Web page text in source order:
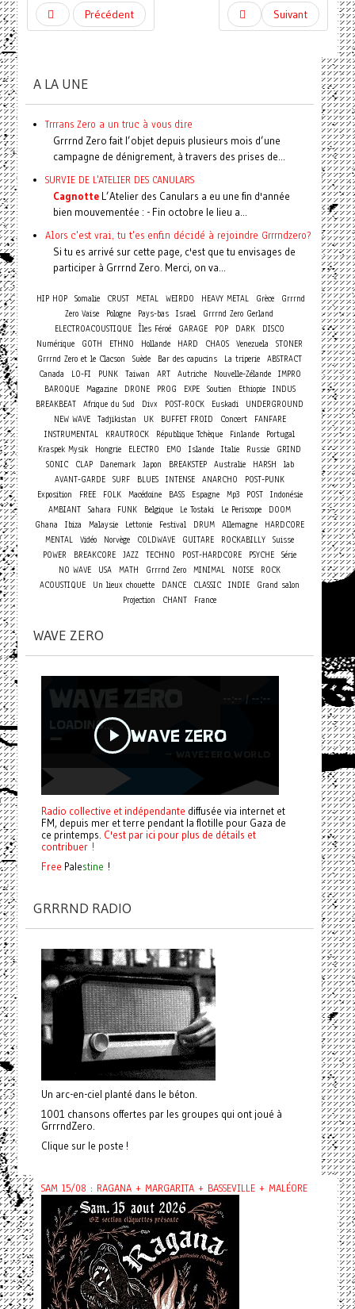
Précédent Suivant
A LA UNE
Trrrans Zero a un truc à vous dire
Grrrnd Zero fait l’objet depuis plusieurs mois d’une
campagne de dénigrement, à travers des prises de...
SURVIE DE L'ATELIER DES CANULARS
CagnotteL’Atelier des Canulars a eu une fin d'année
bien mouvementée : - Fin octobre le lieu a...
Alors c'est vrai, tu t'es enfin décidé à rejoindre Grrrndzero?
Si tu es arrivé sur cette page, c'est que tu envisages de
participer à Grrrnd Zero. Merci, on va...
HIP HOP Somalie CRUST METAL WEIRDO HEAVY METAL Grèce
Grrrnd
Zero Vaise
Pologne Pays-bas Israel
Grrrnd Zero Gerland
ELECTROACOUSTIQUE Îles Féroé GARAGE POP DARK
DISCO
Numérique
GOTH ETHNO Hollande HARD CHAOS Venezuela
STONER
Grrrnd Zero et le Clacson
Suède Bar des capucins La triperie ABSTRACT
Canada
LO-FI PUNK Taiwan ART Autriche Nouvelle-Zélande
IMPRO
BAROQUE
Magazine DRONE PROG EXPE Soutien Ethiopie
INDUS
BREAKBEAT Afrique du Sud Divx POST-ROCK Euskadi
UNDERGROUND
NEW WAVE
Tadjikistan UK BUFFET FROID Concert
FANFARE
INSTRUMENTAL
KRAUTROCK République Tchèque Finlande
Portugal
Kraspek Mysik
Hongrie ELECTRO EMO Islande Italie Russie
GRIND
SONIC
CLAP Danemark Japon BREAKSTEP Australie HARSH
lab
AVANT-GARDE SURF BLUES INTENSE ANARCHO
POST-PUNK
Exposition
FREE FOLK Macédoine BASS Espagne Mp3 POST
Indonésie
AMBIANT Sahara FUNK Belgique Le Tostaki Le Periscope
DOOM
Ghana
Ibiza Malaysie Lettonie Festival DRUM Allemagne
HARDCORE
MENTAL Vidéo Norvège COLDWAVE GUITARE ROCKABILLY Suisse
POWER
BREAKCORE JAZZ TECHNO POST-HARDCORE PSYCHE Série
NO WAVE
USA MATH Grrrnd Zero MINIMAL NOISE
ROCK
ACOUSTIQUE
Un lieux chouette DANCE CLASSIC INDIE
Grand salon
Projection
CHANT France
WAVE ZERO
Radio collective et indépendante diffusée via internet et
FM, depuis mer et terre pendant la flotille pour Gaza de
ce printemps. C'est par ici pour plus de détails et
contribuer !
Free Palestine !
GRRRND RADIO
Un arc-en-ciel planté dans le béton.
1001 chansons offertes par les groupes qui ont joué à
GrrrndZero.
Clique sur le poste !
SAM 15/08 : RAGANA + MARGARITA + BASSEVILLE + MALÉORE